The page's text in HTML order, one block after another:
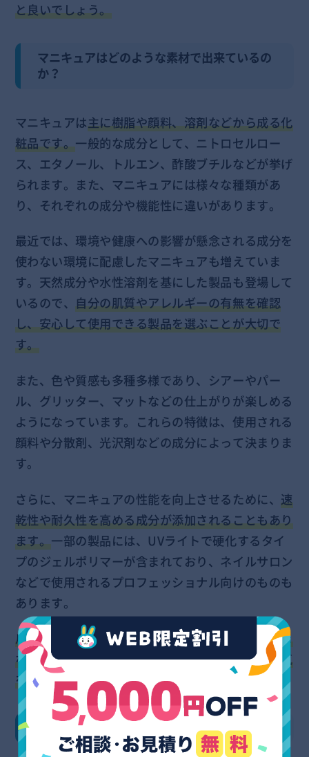
と良いでしょう。
マニキュアはどのような素材で出来ているの
か？
マニキュアは主に樹脂や顔料、溶剤などから成る化
粧品です。一般的な成分として、ニトロセルロー
ス、エタノール、トルエン、酢酸ブチルなどが挙げ
られます。また、マニキュアには様々な種類があ
り、それぞれの成分や機能性に違いがあります。
最近では、環境や健康への影響が懸念される成分を
使わない環境に配慮したマニキュアも増えていま
す。天然成分や水性溶剤を基にした製品も登場して
いるので、自分の肌質やアレルギーの有無を確認
し、安心して使用できる製品を選ぶことが大切で
す。
また、色や質感も多種多様であり、シアーやパー
ル、グリッター、マットなどの仕上がりが楽しめる
ようになっています。これらの特徴は、使用される
顔料や分散剤、光沢剤などの成分によって決まりま
す。
さらに、マニキュアの性能を向上させるために、速
乾性や耐久性を高める成分が添加されることもあり
ます。一部の製品には、UVライトで硬化するタイ
プのジェルポリマーが含まれており、ネイルサロン
などで使用されるプロフェッショナル向けのものも
あります。
爪に塗布する分には問題がありませんが、さまざま
な素材からなるものとなるため、使用には十分に気
を配りましょう。
マニキュアは何ゴミ？